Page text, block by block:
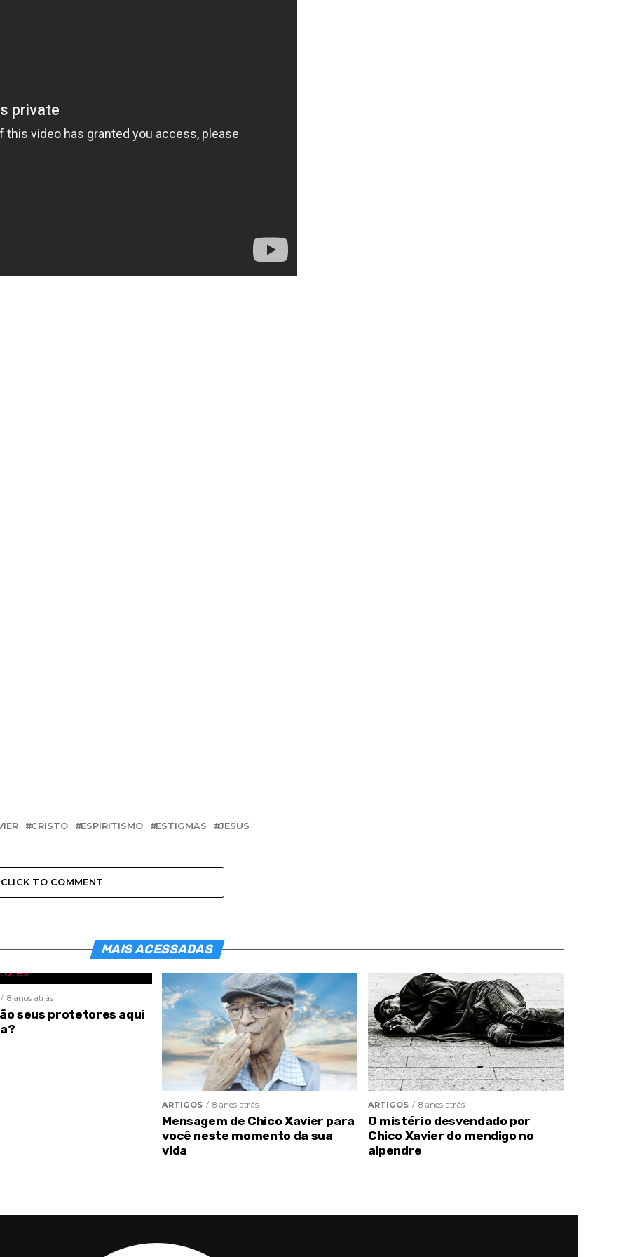
CRISTO ESPIRITISMO ESTIGMAS
JESUS
CLICK TO COMMENT
MAIS ACESSADAS
8 anos atrás
seus protetores aqui
ARTIGOS 8 anos atrás
Mensagem de Chico Xavier para
você neste momento da sua
vida
ARTIGOS 8 anos atrás
O mistério desvendado por
Chico Xavier do mendigo no
alpendre